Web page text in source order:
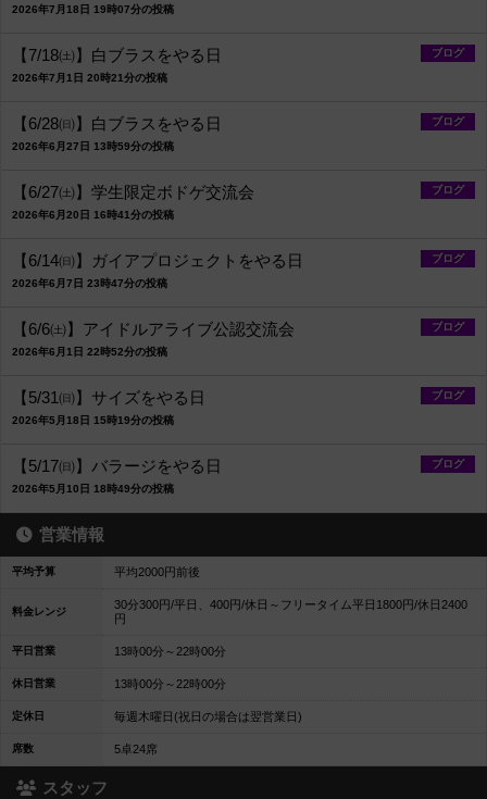
2026年7月18日 19時07分の投稿
ブログ
【7/18㈯】白ブラスをやる日
2026年7月1日 20時21分の投稿
ブログ
【6/28㈰】白ブラスをやる日
2026年6月27日 13時59分の投稿
ブログ
【6/27㈯】学生限定ボドゲ交流会
2026年6月20日 16時41分の投稿
ブログ
【6/14㈰】ガイアプロジェクトをやる日
2026年6月7日 23時47分の投稿
ブログ
【6/6㈯】アイドルアライブ公認交流会
2026年6月1日 22時52分の投稿
ブログ
【5/31㈰】サイズをやる日
2026年5月18日 15時19分の投稿
ブログ
【5/17㈰】バラージをやる日
2026年5月10日 18時49分の投稿
営業情報
平均予算 平均2000円前後
料金レンジ
30分300円/平日、400円/休日～フリータイム平日1800円/休日2400
円
平日営業 13時00分～22時00分
休日営業 13時00分～22時00分
定休日 毎週木曜日(祝日の場合は翌営業日)
席数 5卓24席
スタッフ